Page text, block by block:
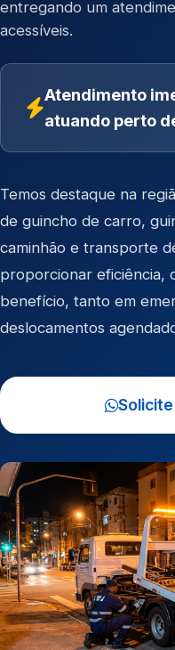
entregando um
acessíveis.
Atendimento
atuando perto
Temos destaque na
de guincho de carro,
caminhão e transporte
proporcionar eficiência,
benefício, tanto em
deslocamentos